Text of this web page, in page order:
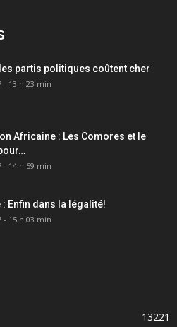
partis politiques coûtent cher
- 13 h 23 min
Africaine : Les Comores et le
- 14 h 59 min
Enfin dans la légalité!
- 15 h 03 min
13221